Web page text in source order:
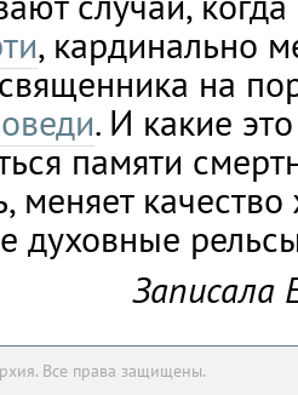
, кардинально
на
. И какие
памяти
меняет
духовные
Записала
Все права защищены.